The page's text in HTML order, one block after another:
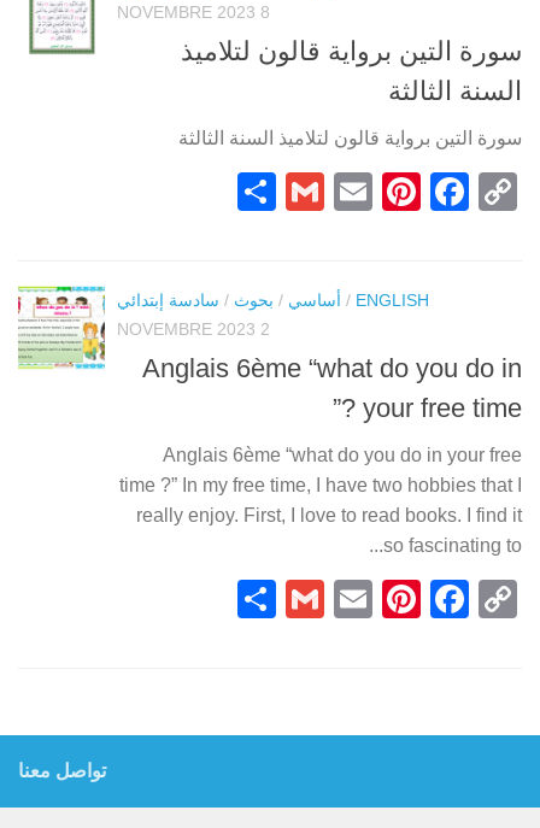
8 NOVEMBRE 2023
سورة التين برواية قالون لتلاميذ
السنة الثالثة
سورة التين برواية قالون لتلاميذ السنة الثالثة
Copy
Facebook
Pinterest
Email
Gmail
ENGLISH
/ أساسي / بحوث / سادسة إبتدائي
2 NOVEMBRE 2023
Anglais 6ème “what do you do in
your free time ?”
Anglais 6ème “what do you do in your free
time ?” In my free time, I have two hobbies that I
really enjoy. First, I love to read books. I find it
so fascinating to...
Copy
Facebook
Pinterest
Email
Gmail
تواصل معنا